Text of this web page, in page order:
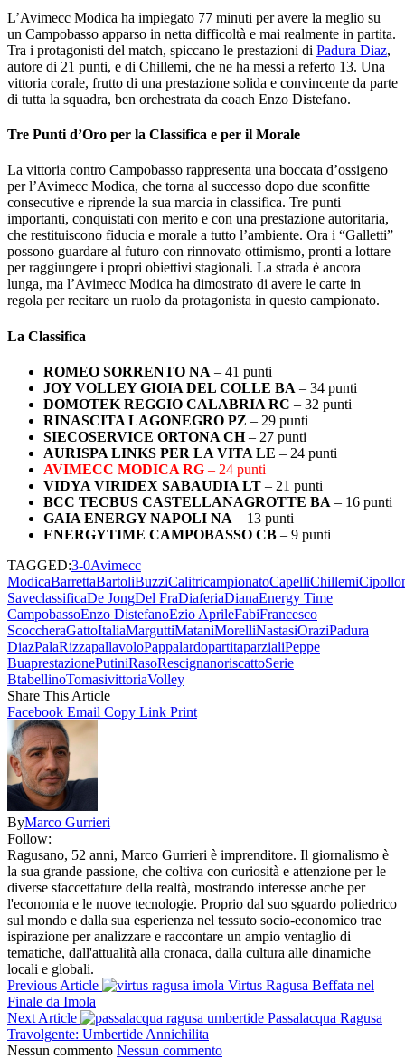
L’Avimecc Modica ha impiegato 77 minuti per avere la meglio su
un Campobasso apparso in netta difficoltà e mai realmente in partita.
Tra i protagonisti del match, spiccano le prestazioni di Padura Diaz,
autore di 21 punti, e di Chillemi, che ne ha messi a referto 13. Una
vittoria corale, frutto di una prestazione solida e convincente da parte
di tutta la squadra, ben orchestrata da coach Enzo Distefano.
Tre Punti d’Oro per la Classifica e per il Morale
La vittoria contro Campobasso rappresenta una boccata d’ossigeno
per l’Avimecc Modica, che torna al successo dopo due sconfitte
consecutive e riprende la sua marcia in classifica. Tre punti
importanti, conquistati con merito e con una prestazione autoritaria,
che restituiscono fiducia e morale a tutto l’ambiente. Ora i “Galletti”
possono guardare al futuro con rinnovato ottimismo, pronti a lottare
per raggiungere i propri obiettivi stagionali. La strada è ancora
lunga, ma l’Avimecc Modica ha dimostrato di avere le carte in
regola per recitare un ruolo da protagonista in questo campionato.
La Classifica
ROMEO SORRENTO NA – 41 punti
JOY VOLLEY GIOIA DEL COLLE BA – 34 punti
DOMOTEK REGGIO CALABRIA RC – 32 punti
RINASCITA LAGONEGRO PZ – 29 punti
SIECOSERVICE ORTONA CH– 27 punti
AURISPA LINKS PER LA VITA LE – 24 punti
AVIMECC MODICA RG – 24 punti
VIDYA VIRIDEX SABAUDIA LT – 21 punti
BCC TECBUS CASTELLANAGROTTE BA – 16 punti
GAIA ENERGY NAPOLI NA – 13 punti
ENERGYTIME CAMPOBASSO CB – 9 punti
TAGGED:3-0Avimecc
ModicaBarrettaBartoliBuzziCalitricampionatoCapelliChillemi
SaveclassificaDe JongDel FraDiaferiaDianaEnergy Time
CampobassoEnzo DistefanoEzio AprileFabiFrancesco
ScoccheraGattoItaliaMarguttiMataniMorelliNastasiOraziPadura
DiazPalaRizzapallavoloPappalardopartitaparzialiPeppe
BuaprestazionePutiniRasoRescignanoriscattoSerie
BtabellinoTomasivittoriaVolley
Share This Article
Facebook Email Copy Link Print
ByMarco Gurrieri
Follow:
Ragusano, 52 anni, Marco Gurrieri è imprenditore. Il giornalismo è
la sua grande passione, che coltiva con curiosità e attenzione per le
diverse sfaccettature della realtà, mostrando interesse anche per
l'economia e le nuove tecnologie. Proprio dal suo sguardo poliedrico
sul mondo e dalla sua esperienza nel tessuto socio-economico trae
ispirazione per analizzare e raccontare un ampio ventaglio di
tematiche, dall'attualità alla cronaca, dalla cultura alle dinamiche
locali e globali.
Previous Article
Virtus Ragusa Beffata nel
Finale da Imola
Next Article
Passalacqua Ragusa
Travolgente: Umbertide Annichilita
Nessun commento Nessun commento